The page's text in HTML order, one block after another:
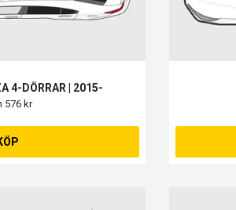
4-DÖRRAR | 2015-
576 kr